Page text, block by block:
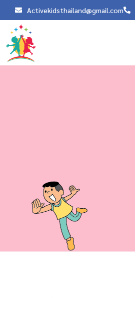
Activekidsthailand@gmail.com